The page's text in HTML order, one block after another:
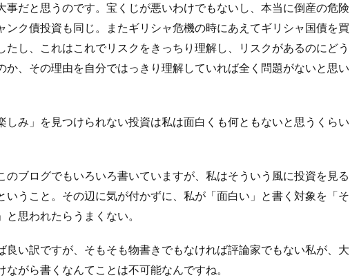
事だと思うのです。宝くじが悪いわけでもないし、本当に倒産の危険
ンク債投資も同じ。またギリシャ危機の時にあえてギリシャ国債を買
たし、これはこれでリスクをきっちり理解し、リスクがあるのにどう
か、その理由を自分ではっきり理解していれば全く問題がないと思い
しみ」を見つけられない投資は私は面白くも何ともないと思うくらい
のブログでもいろいろ書いていますが、私はそういう風に投資を見る
いうこと。その辺に気が付かずに、私が「面白い」と書く対象を「そ
思われたらうまくない。
良い訳ですが、そもそも物書きでもなければ評論家でもない私が、大
がら書くなんてことは不可能なんですね。